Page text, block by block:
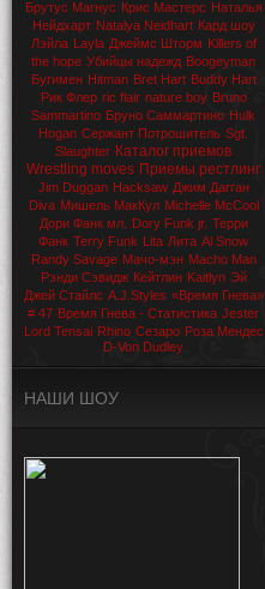
Брутус Магнус Крис Мастерс Наталья
Нейдхарт Natalya Neidhart Кард шоу
Лэйла Layla Джеймс Шторм Killers of
the hope Убийцы надежд Boogeyman
Бугимен Hitman Bret Hart Buddy Hart
Рик Флер ric flair nature boy Bruno
Sammartino Бруно Саммартино Hulk
Hogan Сержант Потрошитель Sgt.
Slaughter Каталог приемов
Wrestling moves Приемы рестлинг
Jim Duggan Hacksaw Джим Дагган
Diva Мишель МакКул Michelle McCool
Дори Фанк мл.
Dory Funk jr. Терри
Фанк Terry Funk Lita Лита Al Snow
Randy Savage Мачо-мэн Macho Man
Рэнди Сэвидж Кейтлин Kaitlyn Эй
Джей Стайлс A.J.Styles «Время Гнева»
# 47 Время Гнева - Статистика Jester
Lord Tensai Rhino Сезаро Роза Мендес
D-Von Dudley
НАШИ ШОУ